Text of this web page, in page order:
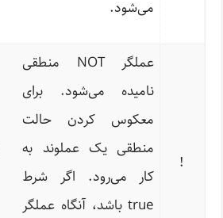
می‌شود.
!
عملگر NOT منطقی
نامیده می‌شود. برای
معکوس کردن حالت
منطقی یک عملوند به
کار می‌رود. اگر شرط
true باشد، آنگاه عملگر